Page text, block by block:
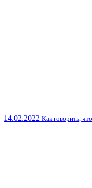
14.02.2022 Как говорить,